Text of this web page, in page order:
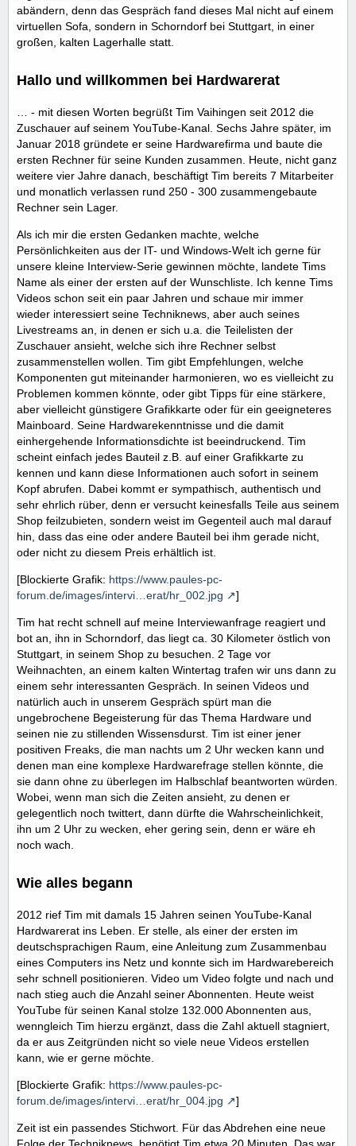
abändern, denn das Gespräch fand dieses Mal nicht auf einem
virtuellen Sofa, sondern in Schorndorf bei Stuttgart, in einer
großen, kalten Lagerhalle statt.
Hallo und willkommen bei Hardwarerat
… - mit diesen Worten begrüßt Tim Vaihingen seit 2012 die
Zuschauer auf seinem YouTube-Kanal. Sechs Jahre später, im
Januar 2018 gründete er seine Hardwarefirma und baute die
ersten Rechner für seine Kunden zusammen. Heute, nicht ganz
weitere vier Jahre danach, beschäftigt Tim bereits 7 Mitarbeiter
und monatlich verlassen rund 250 - 300 zusammengebaute
Rechner sein Lager.
Als ich mir die ersten Gedanken machte, welche
Persönlichkeiten aus der IT- und Windows-Welt ich gerne für
unsere kleine Interview-Serie gewinnen möchte, landete Tims
Name als einer der ersten auf der Wunschliste. Ich kenne Tims
Videos schon seit ein paar Jahren und schaue mir immer
wieder interessiert seine Techniknews, aber auch seines
Livestreams an, in denen er sich u.a. die Teilelisten der
Zuschauer ansieht, welche sich ihre Rechner selbst
zusammenstellen wollen. Tim gibt Empfehlungen, welche
Komponenten gut miteinander harmonieren, wo es vielleicht zu
Problemen kommen könnte, oder gibt Tipps für eine stärkere,
aber vielleicht günstigere Grafikkarte oder für ein geeigneteres
Mainboard. Seine Hardwarekenntnisse und die damit
einhergehende Informationsdichte ist beeindruckend. Tim
scheint einfach jedes Bauteil z.B. auf einer Grafikkarte zu
kennen und kann diese Informationen auch sofort in seinem
Kopf abrufen. Dabei kommt er sympathisch, authentisch und
sehr ehrlich rüber, denn er versucht keinesfalls Teile aus seinem
Shop feilzubieten, sondern weist im Gegenteil auch mal darauf
hin, dass das eine oder andere Bauteil bei ihm gerade nicht,
oder nicht zu diesem Preis erhältlich ist.
[Blockierte Grafik: https://www.paules-pc-
forum.de/images/intervi…erat/hr_002.jpg
]
Tim hat recht schnell auf meine Interviewanfrage reagiert und
bot an, ihn in Schorndorf, das liegt ca. 30 Kilometer östlich von
Stuttgart, in seinem Shop zu besuchen. 2 Tage vor
Weihnachten, an einem kalten Wintertag trafen wir uns dann zu
einem sehr interessanten Gespräch. In seinen Videos und
natürlich auch in unserem Gespräch spürt man die
ungebrochene Begeisterung für das Thema Hardware und
seinen nie zu stillenden Wissensdurst. Tim ist einer jener
positiven Freaks, die man nachts um 2 Uhr wecken kann und
denen man eine komplexe Hardwarefrage stellen könnte, die
sie dann ohne zu überlegen im Halbschlaf beantworten würden.
Wobei, wenn man sich die Zeiten ansieht, zu denen er
gelegentlich noch twittert, dann dürfte die Wahrscheinlichkeit,
ihn um 2 Uhr zu wecken, eher gering sein, denn er wäre eh
noch wach.
Wie alles begann
2012 rief Tim mit damals 15 Jahren seinen YouTube-Kanal
Hardwarerat ins Leben. Er stelle, als einer der ersten im
deutschsprachigen Raum, eine Anleitung zum Zusammenbau
eines Computers ins Netz und konnte sich im Hardwarebereich
sehr schnell positionieren. Video um Video folgte und nach und
nach stieg auch die Anzahl seiner Abonnenten. Heute weist
YouTube für seinen Kanal stolze 132.000 Abonnenten aus,
wenngleich Tim hierzu ergänzt, dass die Zahl aktuell stagniert,
da er aus Zeitgründen nicht so viele neue Videos erstellen
kann, wie er gerne möchte.
[Blockierte Grafik: https://www.paules-pc-
forum.de/images/intervi…erat/hr_004.jpg
]
Zeit ist ein passendes Stichwort. Für das Abdrehen eine neue